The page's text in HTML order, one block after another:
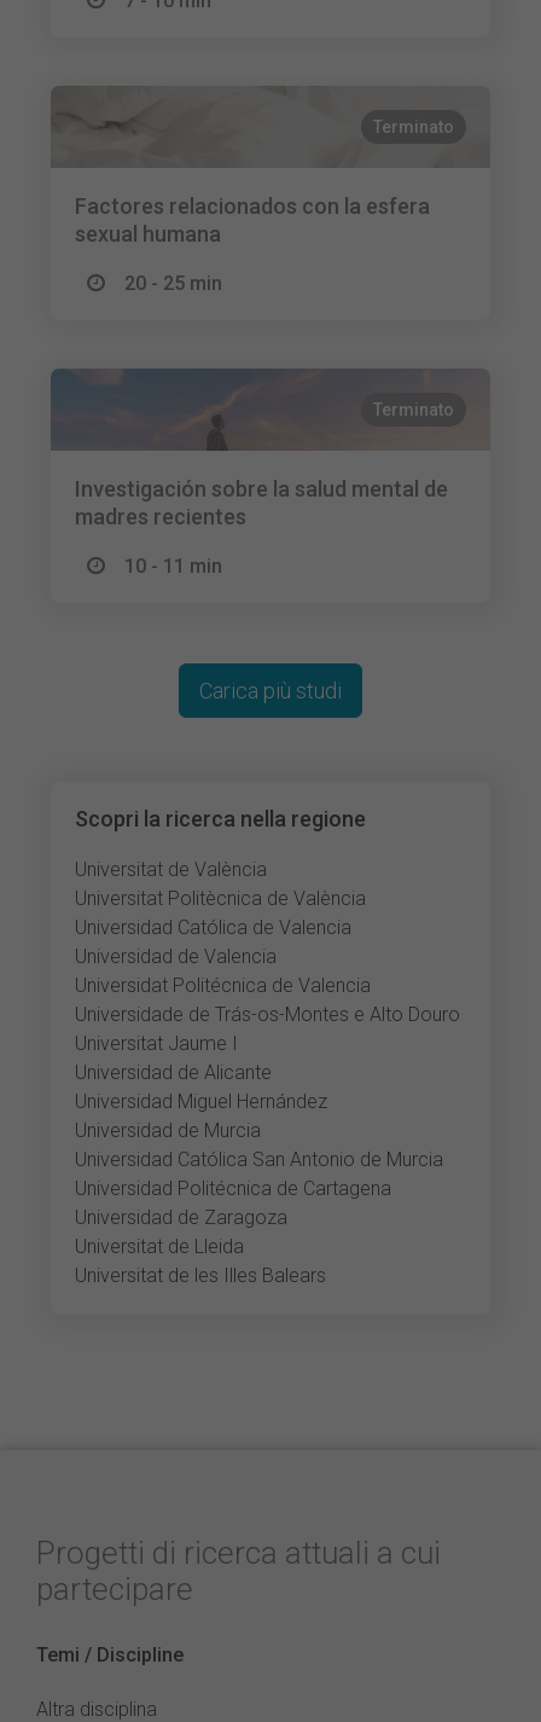
Terminato
Factores relacionados con la esfera
sexual humana
20 - 25 min
Terminato
Investigación sobre la salud mental de
madres recientes
10 - 11 min
Scopri la ricerca nella regione
Universitat de València
Universitat Politècnica de València
Universidad Católica de Valencia
Universidad de Valencia
Universidat Politécnica de Valencia
Universidade de Trás-os-Montes e Alto Douro
Universitat Jaume I
Universidad de Alicante
Universidad Miguel Hernández
Universidad de Murcia
Universidad Católica San Antonio de Murcia
Universidad Politécnica de Cartagena
Universidad de Zaragoza
Universitat de Lleida
Universitat de les Illes Balears
Carica più studi
Progetti di ricerca attuali a cui
partecipare
Temi / Discipline
Altra disciplina